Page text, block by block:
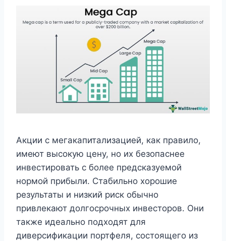
Акции с мегакапитализацией, как правило,
имеют высокую цену, но их безопаснее
инвестировать с более предсказуемой
нормой прибыли. Стабильно хорошие
результаты и низкий риск обычно
привлекают долгосрочных инвесторов. Они
также идеально подходят для
диверсификации портфеля, состоящего из